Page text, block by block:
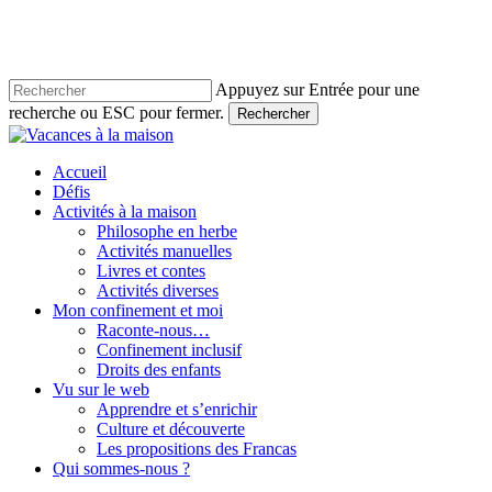
content
Appuyez sur Entrée pour une
recherche ou ESC pour fermer.
Rechercher
Close
account
Menu
Accueil
Défis
Activités à la maison
Philosophe en herbe
Activités manuelles
Livres et contes
Activités diverses
Mon confinement et moi
Raconte-nous…
Confinement inclusif
Droits des enfants
Vu sur le web
Apprendre et s’enrichir
Culture et découverte
Les propositions des Francas
Qui sommes-nous ?